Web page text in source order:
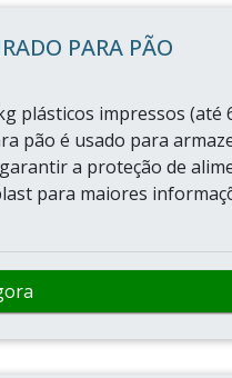
PARA PÃO
plásticos impressos (até
pão é usado para
a proteção de
para maiores